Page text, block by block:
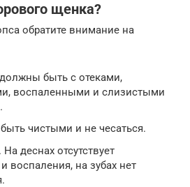
щенка?
обратите внимание на
быть с отеками,
воспаленными и слизистыми
чистыми и не чесаться.
деснах отсутствует
воспаления, на зубах нет